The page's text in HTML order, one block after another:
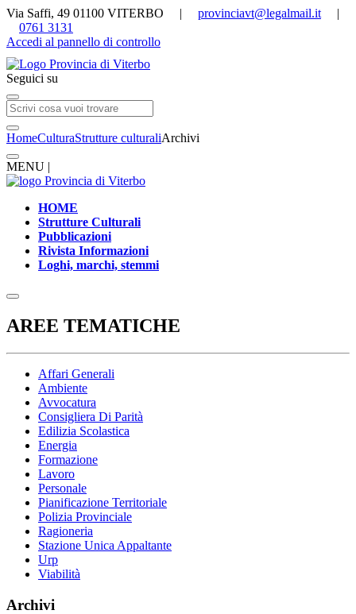
Via Saffi, 49 01100 VITERBO | provinciavt@legalmail.it |
0761 3131
Accedi al pannello di controllo
Seguici su
HomeCulturaStrutture culturaliArchivi
MENU |
HOME
Strutture Culturali
Pubblicazioni
Rivista Informazioni
Loghi, marchi, stemmi
AREE TEMATICHE
Affari Generali
Ambiente
Avvocatura
Consigliera Di Parità
Edilizia Scolastica
Energia
Formazione
Lavoro
Personale
Pianificazione Territoriale
Polizia Provinciale
Ragioneria
Stazione Unica Appaltante
Urp
Viabilità
Archivi